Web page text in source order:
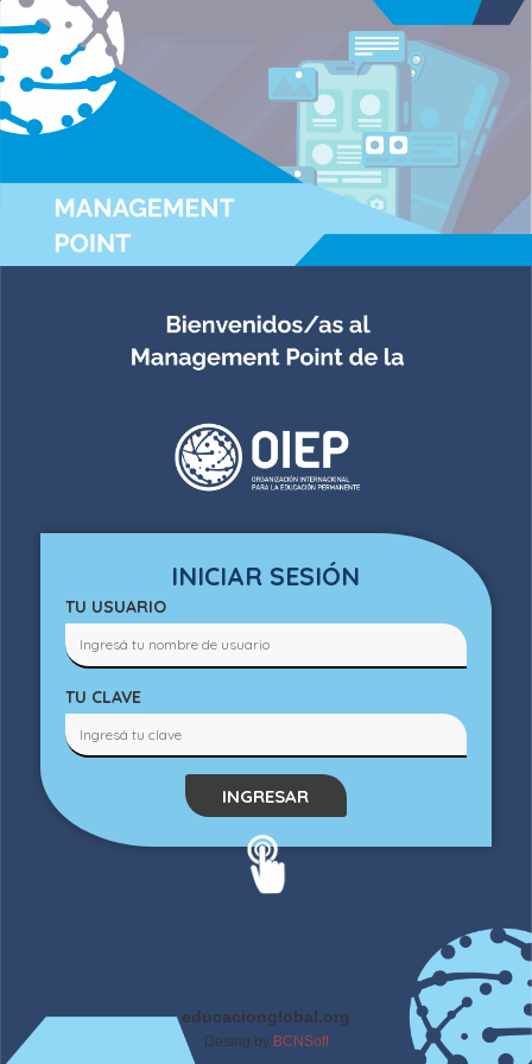
INICIAR SESIÓN
TU USUARIO
TU CLAVE
INGRESAR
educacionglobal.org
Desing by BCNSoft